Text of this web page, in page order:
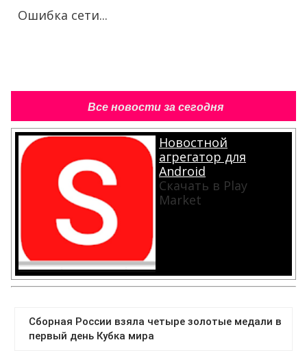
Ошибка сети...
Все новости за сегодня
Новостной
агрегатор для
Android
Скачать в Play
Market